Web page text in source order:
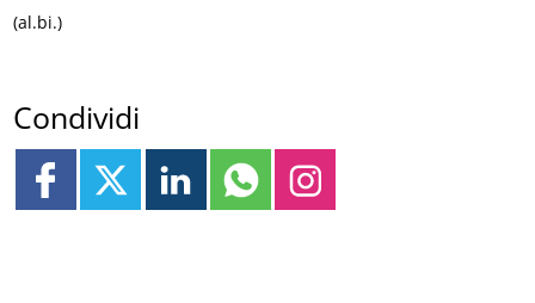
(al.bi.)
Condividi